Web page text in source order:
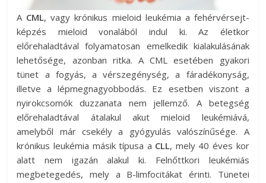
A CML, vagy krónikus mieloid leukémia a fehérvérsejt-
képzés mieloid vonalából indul ki. Az életkor
előrehaladtával folyamatosan emelkedik kialakulásának
lehetősége, azonban ritka. A CML esetében gyakori
tünet a fogyás, a vérszegénység, a fáradékonyság,
illetve a lépmegnagyobbodás. Ez esetben viszont a
nyirokcsomók duzzanata nem jellemző. A betegség
előrehaladtával átalakul akut mieloid leukémiává,
amelyből már csekély a gyógyulás valószínűsége. A
krónikus leukémia másik típusa a CLL, mely 40 éves kor
alatt nem igazán alakul ki. Felnőttkori leukémiás
megbetegedés, mely a B-limfocitákat érinti. Tünetei